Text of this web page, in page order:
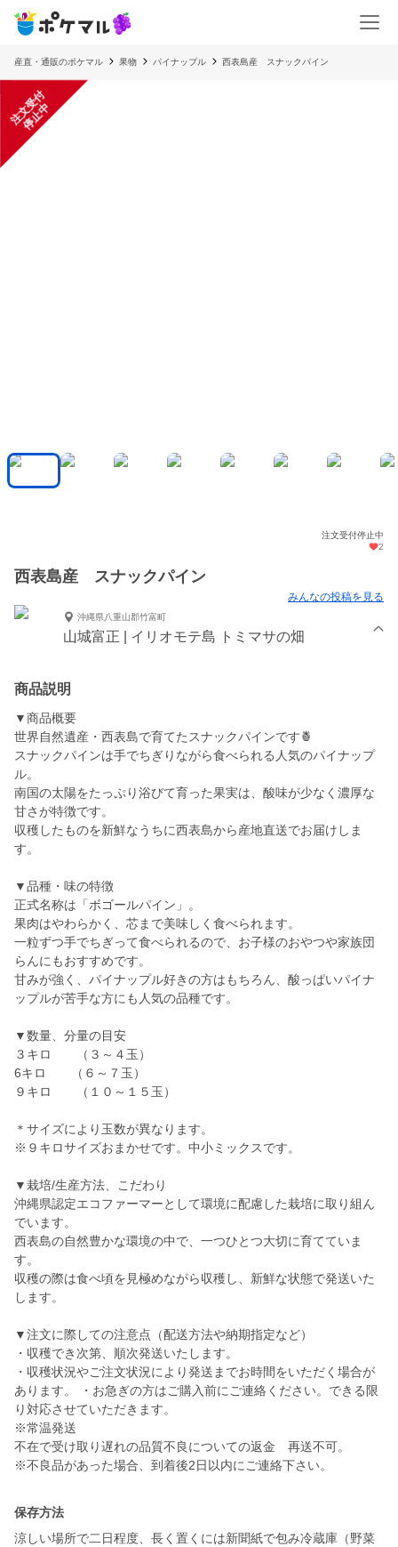
産直・通販のポケマル 果物 パイナップル 西表島産 スナックパイン
注
文
受
付
停
止
中
注文受付停止中
2
西表島産 スナックパイン
みんなの投稿を見る
沖縄県八重山郡竹富町
山城富正 | イリオモテ島 トミマサの畑
商品説明
▼商品概要
世界自然遺産・西表島で育てたスナックパインです🍍
スナックパインは手でちぎりながら食べられる人気のパイナップ
ル。
南国の太陽をたっぷり浴びて育った果実は、酸味が少なく濃厚な
甘さが特徴です。
収穫したものを新鮮なうちに西表島から産地直送でお届けしま
す。
▼品種・味の特徴
正式名称は「ボゴールパイン」。
果肉はやわらかく、芯まで美味しく食べられます。
一粒ずつ手でちぎって食べられるので、お子様のおやつや家族団
らんにもおすすめです。
甘みが強く、パイナップル好きの方はもちろん、酸っぱいパイナ
ップルが苦手な方にも人気の品種です。
▼数量、分量の目安
３キロ （３～４玉）
6キロ （６～７玉）
９キロ （１０～１５玉）
＊サイズにより玉数が異なります。
※９キロサイズおまかせです。中小ミックスです。
▼栽培/生産方法、こだわり
沖縄県認定エコファーマーとして環境に配慮した栽培に取り組ん
でいます。
西表島の自然豊かな環境の中で、一つひとつ大切に育てていま
す。
収穫の際は食べ頃を見極めながら収穫し、新鮮な状態で発送いた
します。
▼注文に際しての注意点（配送方法や納期指定など）
・収穫でき次第、順次発送いたします。
・収穫状況やご注文状況により発送までお時間をいただく場合が
あります。 ・お急ぎの方はご購入前にご連絡ください。できる限
り対応させていただきます。
※常温発送
不在で受け取り遅れの品質不良についての返金 再送不可。
保存方法
涼しい場所で二日程度、長く置くには新聞紙で包み冷蔵庫（野菜